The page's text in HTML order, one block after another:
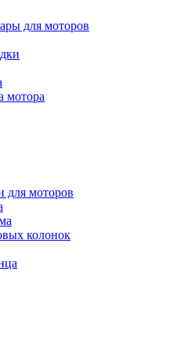
для моторов
мотора
для моторов
колонок